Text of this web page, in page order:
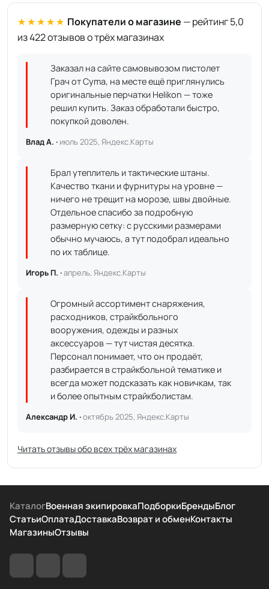
★★★★★ Покупатели о магазине — рейтинг 5,0
из 422 отзывов о трёх магазинах
Заказал на сайте самовывозом пистолет
Грач от Cyma, на месте ещё приглянулись
оригинальные перчатки Helikon — тоже
решил купить. Заказ обработали быстро,
покупкой доволен.
Влад А. · июль 2025, Яндекс.Карты
Брал утеплитель и тактические штаны.
Качество ткани и фурнитуры на уровне —
ничего не трещит на морозе, швы двойные.
Отдельное спасибо за подробную
размерную сетку: с русскими размерами
обычно мучаюсь, а тут подобрал идеально
по их таблице.
Игорь П. ·апрель, Яндекс.Карты
Огромный ассортимент снаряжения,
расходников, страйкбольного
вооружения, одежды и разных
аксессуаров — тут чистая десятка.
Персонал понимает, что он продаёт,
разбирается в страйкбольной тематике и
всегда может подсказать как новичкам, так
и более опытным страйкболистам.
Александр И. ·октябрь 2025, Яндекс.Карты
Читать отзывы обо всех трёх магазинах
КаталогВоенная экипировкаПодборкиБрендыБлог
СтатьиОплатаДоставкаВозврат и обменКонтакты
МагазиныОтзывы